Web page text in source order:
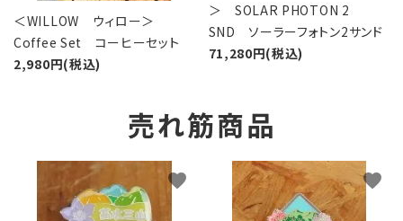
＜WILLOW ウィロー＞
Coffee Set コーヒーセット
2,980円(税込)
＞ SOLAR PHOTON 2
SND ソーラーフォトン2サンド
71,280円(税込)
売れ筋商品
favorite favorite